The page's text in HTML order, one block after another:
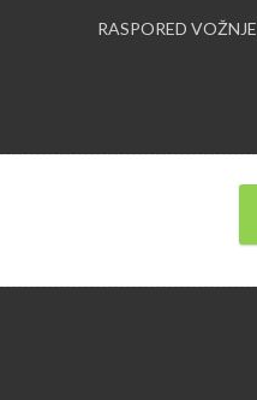
RASPORED VOŽNJE